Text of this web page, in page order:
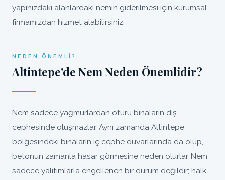
yapınızdaki alanlardaki nemin giderilmesi için kurumsal
firmamızdan hizmet alabilirsiniz.
NEDEN ÖNEMLI?
Altintepe'de Nem Neden Önemlidir?
Nem sadece yağmurlardan ötürü binaların dış
cephesinde oluşmazlar. Aynı zamanda Altintepe
bölgesindeki binaların iç cephe duvarlarında da olup,
betonun zamanla hasar görmesine neden olurlar. Nem
sadece yalıtımlarla engellenen bir durum değildir; halk